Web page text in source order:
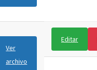
Ver
archivo
Editar